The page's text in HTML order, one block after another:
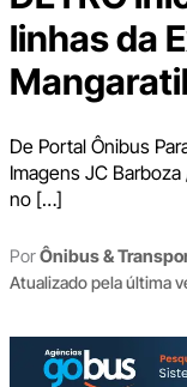
linhas da
De Portal Ônibus
Imagens JC
no […]
PorÔnibus &
Atualizado pela última